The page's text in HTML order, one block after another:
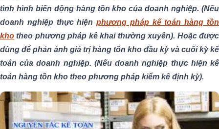
tình hình biến động hàng tồn kho của doanh nghiệp. (Nếu
doanh nghiệp thực hiệnphương pháp kế toán hàng tồn
kho theo phương pháp kê khai thường xuyên). Hoặc được
dùng để phản ánh giá trị hàng tồn kho đầu kỳ và cuối kỳ kế
toán của doanh nghiệp. (Nếu doanh nghiệp thực hiện kế
toán hàng tồn kho theo phương pháp kiểm kê định kỳ).